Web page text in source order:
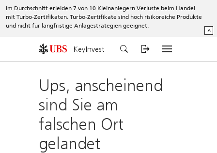
Im Durchschnitt erleiden 7 von 10 Kleinanlegern Verluste beim Handel
mit Turbo-Zertifikaten. Turbo-Zertifikate sind hoch risikoreiche Produkte
und nicht für langfristige Anlagestrategien geeignet.
^
KeyInvest
Ups, anscheinend
sind Sie am
falschen Ort
gelandet